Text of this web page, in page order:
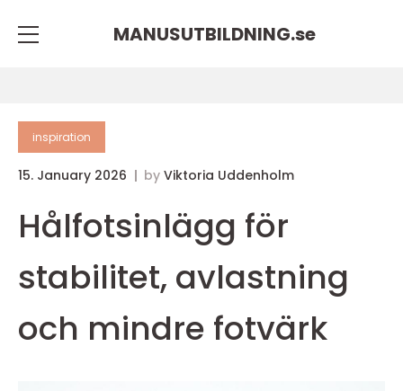
MANUSUTBILDNING.se
inspiration
15. January 2026 by Viktoria Uddenholm
Hålfotsinlägg för
stabilitet, avlastning
och mindre fotvärk